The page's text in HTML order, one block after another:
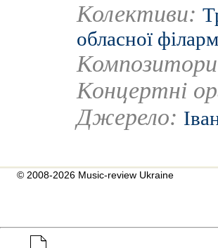
Колективи:
обласної
Концертні
Джерело:
© 2008-2026 Music-review Ukraine